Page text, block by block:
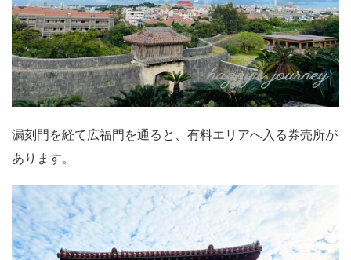
漏刻門を経て広福門を通ると、有料エリアへ入る券売所が
あります。